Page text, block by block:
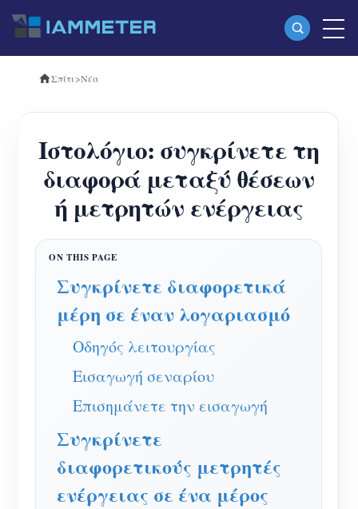
Προϊόντα
(WEM3080)
Τριφασικός μετρητής ενέργειας Wi-Fi
(WEM3080T)
Τριφασικός μετρητής ενέργειας Wi-Fi
Τριφασικός μετρητής ενέργειας Wi-Fi
Φορτιστής EV
IAMMETER Simulator
Σπίτι>Νέα
Ιστολόγιο: συγκρίνετε τη
διαφορά μεταξύ θέσεων
ή μετρητών ενέργειας
Συγκρίνετε διαφορετικά
μέρη σε έναν λογαριασμό
Οδηγός λειτουργίας
Εισαγωγή σεναρίου
Επισημάνετε την εισαγωγή
Συγκρίνετε
διαφορετικούς μετρητές
ενέργειας σε ένα μέρος